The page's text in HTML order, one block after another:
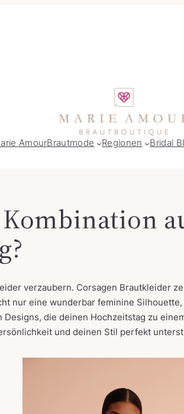
AmourBrautmode Regionen Bridal
verzaubern. Corsagen Brautkleider
nur eine wunderbar feminine
die deinen Hochzeitstag zu
und deinen Stil perfekt